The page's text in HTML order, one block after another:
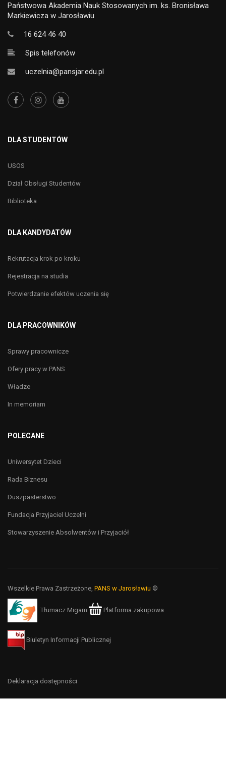
Państwowa Akademia Nauk Stosowanych im. ks. Bronisława
Markiewicza w Jarosławiu
16 624 46 40
Spis telefonów
uczelnia@pansjar.edu.pl
DLA STUDENTÓW
USOS
Dział Obsługi Studentów
Biblioteka
DLA KANDYDATÓW
Rekrutacja krok po kroku
Rejestracja na studia
Potwierdzanie efektów uczenia się
DLA PRACOWNIKÓW
Sprawy pracownicze
Ofery pracy w PANS
Władze
In memoriam
POLECANE
Uniwersytet Dzieci
Rada Biznesu
Duszpasterstwo
Fundacja Przyjaciel Uczelni
Stowarzyszenie Absolwentów i Przyjaciół
Wszelkie Prawa Zastrzeżone, PANS w Jarosławiu ©
Tłumacz Migam Platforma zakupowa
Biuletyn Informacji Publicznej
Deklaracja dostępności